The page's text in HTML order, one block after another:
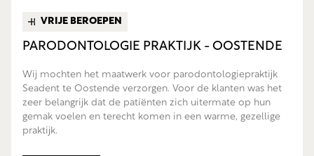
VRIJE BEROEPEN
PARODONTOLOGIE PRAKTIJK - OOSTENDE
Wij mochten het maatwerk voor parodontologiepraktijk
Seadent te Oostende verzorgen. Voor de klanten was het
zeer belangrijk dat de patiënten zich uitermate op hun
gemak voelen en terecht komen in een warme, gezellige
praktijk.